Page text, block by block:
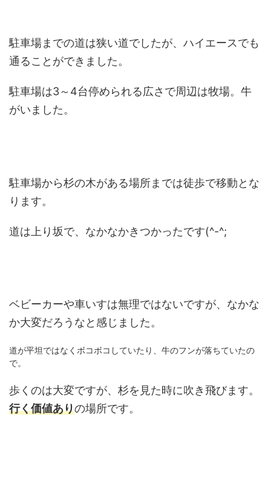
駐車場までの道は狭い道でしたが、ハイエースでも
通ることができました。
駐車場は3～4台停められる広さで周辺は牧場。牛
がいました。
駐車場から杉の木がある場所までは徒歩で移動とな
ります。
道は上り坂で、なかなかきつかったです(^-^;
ベビーカーや車いすは無理ではないですが、なかな
か大変だろうなと感じました。
道が平坦ではなくボコボコしていたり、牛のフンが落ちていたの
で。
歩くのは大変ですが、杉を見た時に吹き飛びます。
行く価値ありの場所です。